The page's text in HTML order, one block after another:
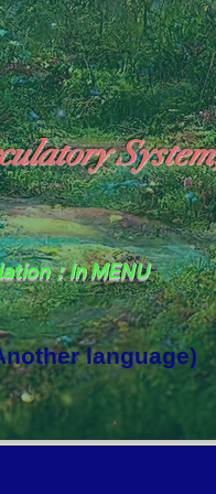
：In MENU
language)